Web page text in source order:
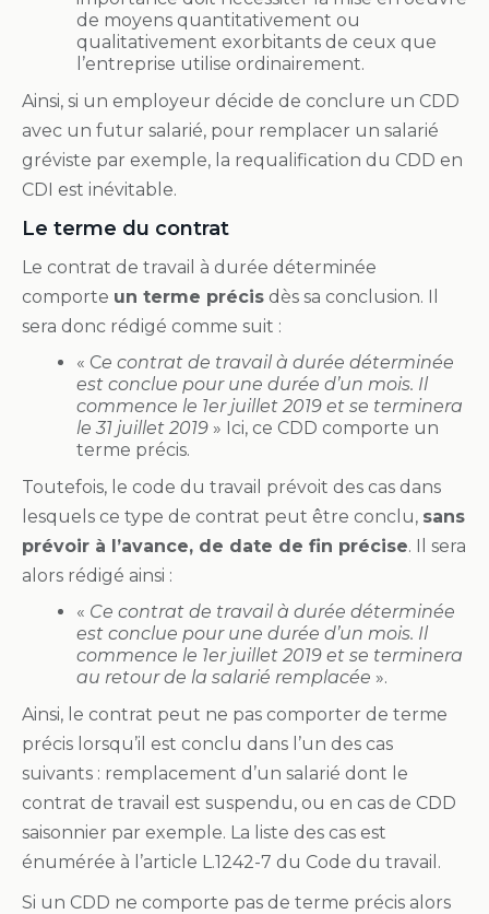
de moyens quantitativement ou
qualitativement exorbitants de ceux que
l’entreprise utilise ordinairement.
Ainsi, si un employeur décide de conclure un CDD
avec un futur salarié, pour remplacer un salarié
gréviste par exemple, la requalification du CDD en
CDI est inévitable.
Le terme du contrat
Le contrat de travail à durée déterminée
comporte un terme précis dès sa conclusion. Il
sera donc rédigé comme suit :
« Ce contrat de travail à durée déterminée
est conclue pour une durée d’un mois. Il
commence le 1er juillet 2019 et se terminera
le 31 juillet 2019 » Ici, ce CDD comporte un
terme précis.
Toutefois, le code du travail prévoit des cas dans
lesquels ce type de contrat peut être conclu, sans
prévoir à l’avance, de date de fin précise. Il sera
alors rédigé ainsi :
« Ce contrat de travail à durée déterminée
est conclue pour une durée d’un mois. Il
commence le 1er juillet 2019 et se terminera
au retour de la salarié remplacée ».
Ainsi, le contrat peut ne pas comporter de terme
précis lorsqu’il est conclu dans l’un des cas
suivants : remplacement d’un salarié dont le
contrat de travail est suspendu, ou en cas de CDD
saisonnier par exemple. La liste des cas est
énumérée à l’article L.1242-7 du Code du travail.
Si un CDD ne comporte pas de terme précis alors